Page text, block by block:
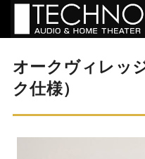
オークヴィレッ
ク仕様）